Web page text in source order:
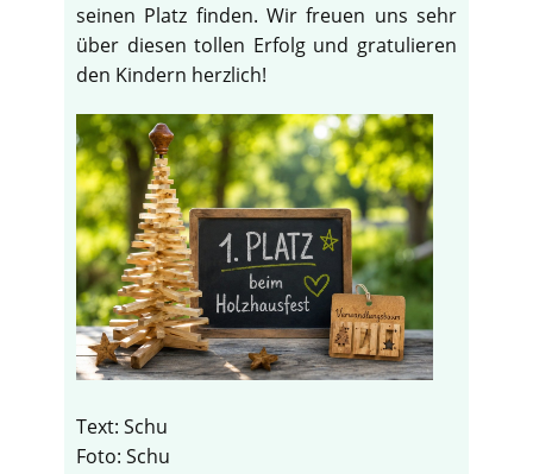
seinen Platz finden. Wir freuen uns sehr
über diesen tollen Erfolg und gratulieren
den Kindern herzlich!
Text: Schu
Foto: Schu